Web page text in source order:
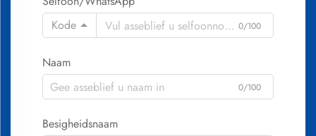
Kode
0/100
Naam
0/100
Besigheidsnaam